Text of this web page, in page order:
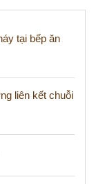
tại bếp ăn
liên kết chuỗi